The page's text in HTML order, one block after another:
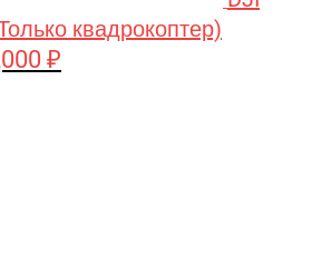
квадрокоптер)
₽